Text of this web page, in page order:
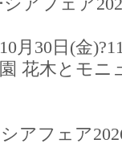
30日(金
木とモニ
ェア2026